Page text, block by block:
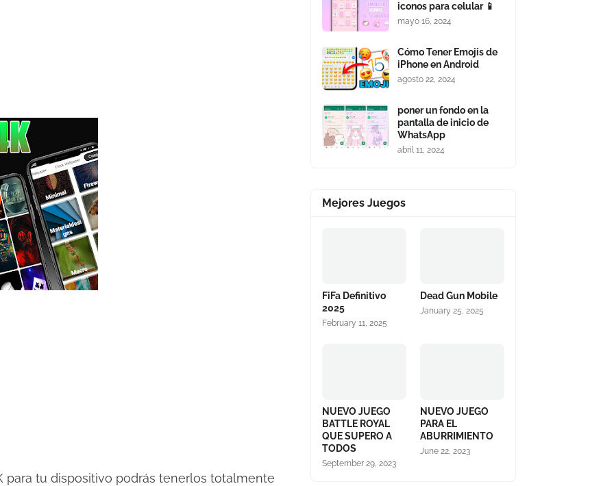
para tu dispositivo podrás tenerlos totalmente
iconos para celular 📱
mayo 16, 2024
Cómo Tener Emojis de
iPhone en Android
agosto 22, 2024
poner un fondo en la
pantalla de inicio de
WhatsApp
abril 11, 2024
Mejores Juegos
FiFa Definitivo
2025
February 11, 2025
Dead Gun Mobile
January 25, 2025
NUEVO JUEGO
BATTLE ROYAL
QUE SUPERO A
TODOS
September 29, 2023
NUEVO JUEGO
PARA EL
ABURRIMIENTO
June 22, 2023